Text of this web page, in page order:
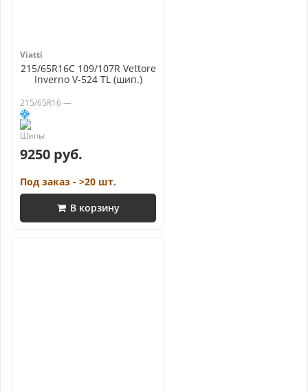
Viatti
215/65R16C 109/107R Vettore
Inverno V-524 TL (шип.)
215/65R16 —
9250 руб.
Под заказ - >20 шт.
В корзину